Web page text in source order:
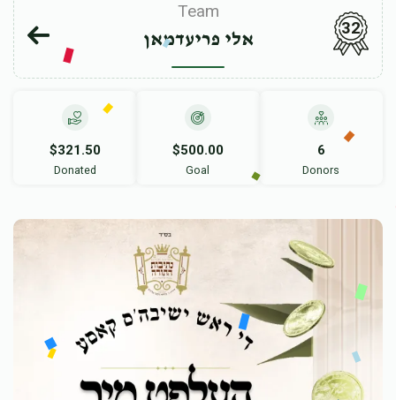
Team
אלי פריעדמאן
32
$321.50
Donated
$500.00
Goal
6
Donors